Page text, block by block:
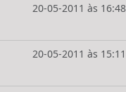
20-05-2011 às 16:48
20-05-2011 às 15:11